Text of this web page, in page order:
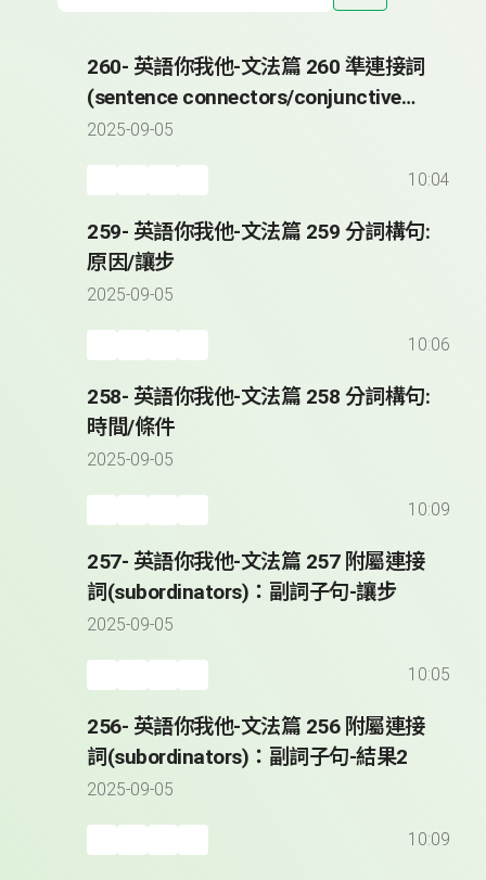
260- 英語你我他-文法篇 260 準連接詞
(sentence connectors/conjunctive
adverbs)
2025-09-05
10:04
259- 英語你我他-文法篇 259 分詞構句:
原因/讓步
2025-09-05
10:06
258- 英語你我他-文法篇 258 分詞構句:
時間/條件
2025-09-05
10:09
257- 英語你我他-文法篇 257 附屬連接
詞(subordinators)：副詞子句-讓步
2025-09-05
10:05
256- 英語你我他-文法篇 256 附屬連接
詞(subordinators)：副詞子句-結果2
2025-09-05
10:09